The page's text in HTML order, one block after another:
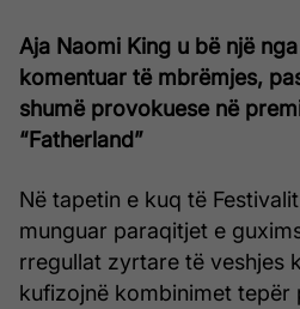
Aja Naomi King u bë një
komentuar të mbrëmjes,
shumë provokuese në
“Fatherland”
Në tapetin e kuq të
munguar paraqitjet e
rregullat zyrtare të veshjes
kufizojnë kombinimet tepër